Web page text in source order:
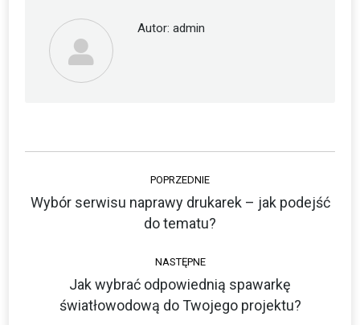
Autor: admin
Nawigacja
wpisów
POPRZEDNIE
Poprzedni
wpis:
Wybór serwisu naprawy drukarek – jak podejść
do tematu?
NASTĘPNE
Następny
wpis:
Jak wybrać odpowiednią spawarkę
światłowodową do Twojego projektu?